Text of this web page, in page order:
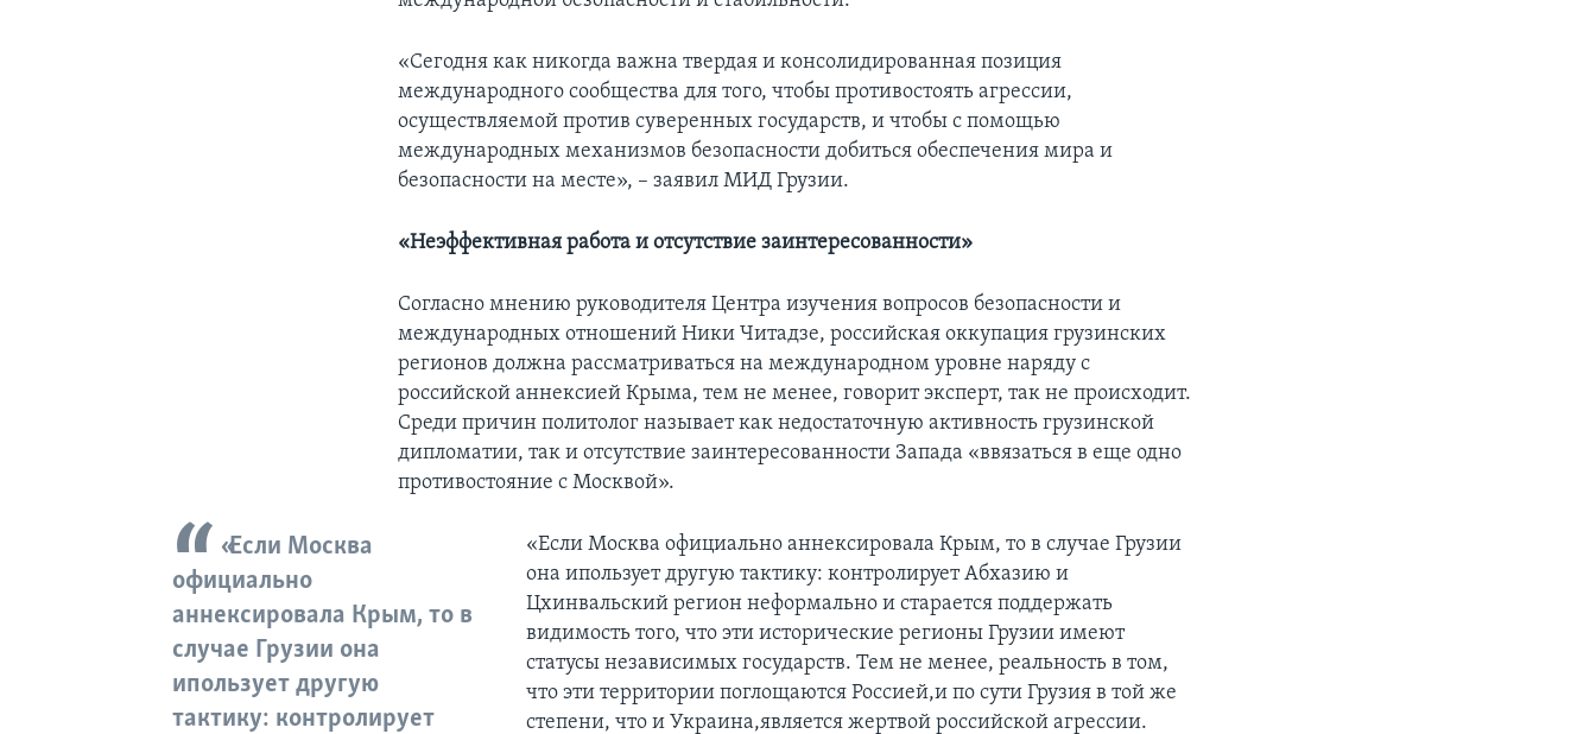
«Сегодня как никогда важна твердая и консолидированная позиция
международного сообщества для того, чтобы противостоять агрессии,
осуществляемой против суверенных государств, и чтобы с помощью
международных механизмов безопасности добиться обеспечения мира и
безопасности на месте», – заявил МИД Грузии.
«Неэффективная работа и отсутствие заинтересованности»
Согласно мнению руководителя Центра изучения вопросов безопасности и
международных отношений Ники Читадзе, российская оккупация грузинских
регионов должна рассматриваться на международном уровне наряду с
российской аннексией Крыма, тем не менее, говорит эксперт, так не происходит.
Среди причин политолог называет как недостаточную активность грузинской
дипломатии, так и отсутствие заинтересованности Запада «ввязаться в еще одно
противостояние с Москвой».
«Если Москва
официально
аннексировала Крым, то в
случае Грузии она
ипользует другую
тактику: контролирует
«Если Москва официально аннексировала Крым, то в случае Грузии
она ипользует другую тактику: контролирует Абхазию и
Цхинвальский регион неформально и старается поддержать
видимость того, что эти исторические регионы Грузии имеют
статусы независимых государств. Тем не менее, реальность в том,
что эти территории поглощаются Россией,и по сути Грузия в той же
степени, что и Украина,является жертвой российской агрессии.